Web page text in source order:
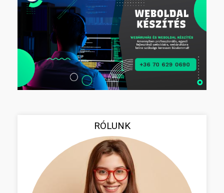
RÓLUNK